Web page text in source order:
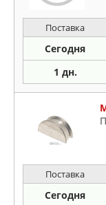
Поставка
Сегодня
1 дн.
Поставка
Сегодня